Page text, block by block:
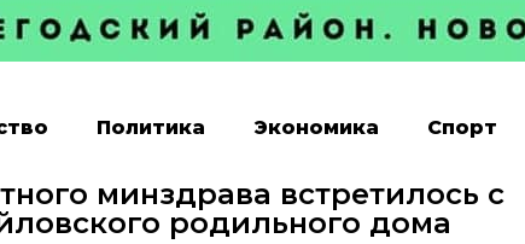
Политика Экономика Спорт
минздрава встретилось с
родильного дома